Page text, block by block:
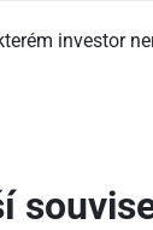
investor